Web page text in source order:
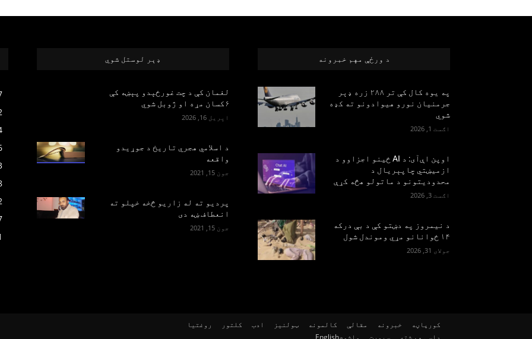
ډېر لوستل شوي
لغمان کې د چت غورځېدو پېښه کې
۶کسان مړه او ژوبل شوي
اپریل 16, 2026
د اسلامي هجري تاریخ د جوړیدو
واقعه
جون 15, 2021
پرديو ته له زاريو څخه خپلو ته
انعطاف ښه دی
جون 15, 2021
د ورځې مهم خبرونه
په یوه کال کې تر ۲۸۸ زره ډېر
جرمنیان نورو هیوادونو ته کډه
شوي
اګست 1, 2026
اوپن اې‌آی: د AI ځینو اجزاوو د
ازمیښتي چاپېریال د
محدودیتونو د ماتولو هڅه کړې
اګست 3, 2026
د نیمروز په دښتو کې د بې درکه
۱۴ ځوانانو مړي وموندل شول
جولای 31, 2026
کورپاڼه خبرونه مقالې کالمونه ټولنیز ادب کلتور
روغتیا
داسې هم شته
سپورت ماشومEnglish